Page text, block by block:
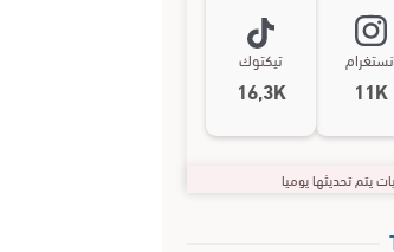
انستغرام
11K
تيكتوك
16,3K
يتم تحديثها يوميا